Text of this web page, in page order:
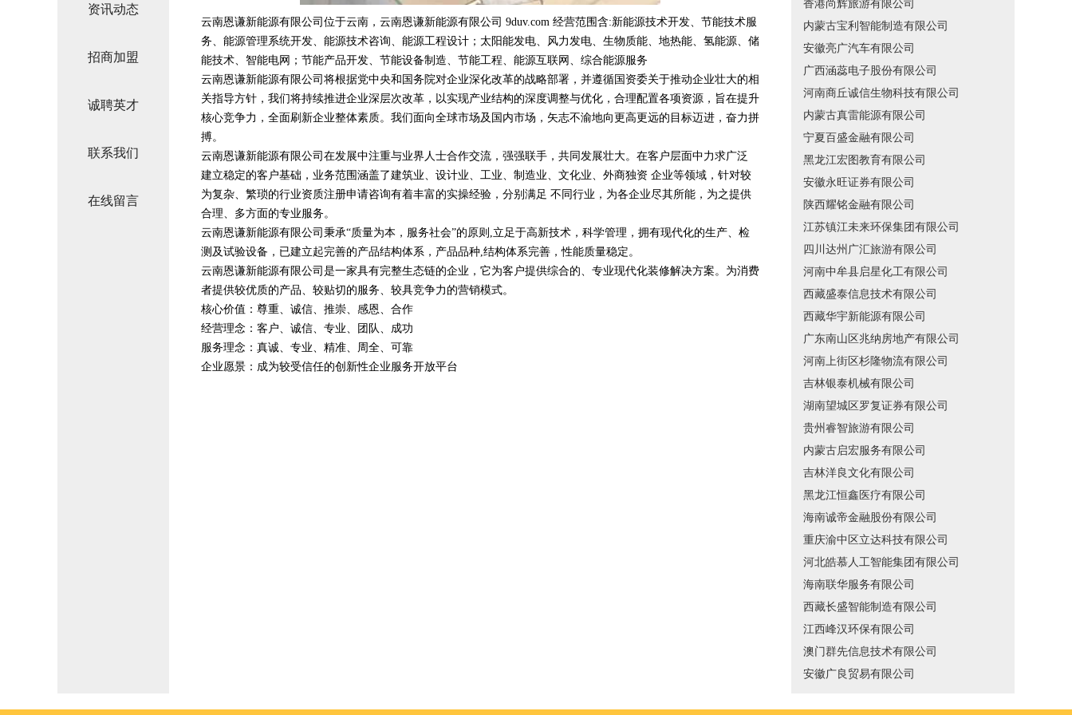
资讯动态
招商加盟
诚聘英才
联系我们
在线留言
云南恩谦新能源有限公司位于云南，云南恩谦新能源有限公司 9duv.com 经营范围含:新能源技术开发、节能技术服
务、能源管理系统开发、能源技术咨询、能源工程设计；太阳能发电、风力发电、生物质能、地热能、氢能源、储
能技术、智能电网；节能产品开发、节能设备制造、节能工程、能源互联网、综合能源服务
云南恩谦新能源有限公司将根据党中央和国务院对企业深化改革的战略部署，并遵循国资委关于推动企业壮大的相
关指导方针，我们将持续推进企业深层次改革，以实现产业结构的深度调整与优化，合理配置各项资源，旨在提升
核心竞争力，全面刷新企业整体素质。我们面向全球市场及国内市场，矢志不渝地向更高更远的目标迈进，奋力拼
搏。
云南恩谦新能源有限公司在发展中注重与业界人士合作交流，强强联手，共同发展壮大。在客户层面中力求广泛
建立稳定的客户基础，业务范围涵盖了建筑业、设计业、工业、制造业、文化业、外商独资 企业等领域，针对较
为复杂、繁琐的行业资质注册申请咨询有着丰富的实操经验，分别满足 不同行业，为各企业尽其所能，为之提供
合理、多方面的专业服务。
云南恩谦新能源有限公司秉承“质量为本，服务社会”的原则,立足于高新技术，科学管理，拥有现代化的生产、检
测及试验设备，已建立起完善的产品结构体系，产品品种,结构体系完善，性能质量稳定。
云南恩谦新能源有限公司是一家具有完整生态链的企业，它为客户提供综合的、专业现代化装修解决方案。为消费
者提供较优质的产品、较贴切的服务、较具竞争力的营销模式。
核心价值：尊重、诚信、推崇、感恩、合作
经营理念：客户、诚信、专业、团队、成功
服务理念：真诚、专业、精准、周全、可靠
企业愿景：成为较受信任的创新性企业服务开放平台
香港尚辉旅游有限公司
内蒙古宝利智能制造有限公司
安徽亮广汽车有限公司
广西涵蕊电子股份有限公司
河南商丘诚信生物科技有限公司
内蒙古真雷能源有限公司
宁夏百盛金融有限公司
黑龙江宏图教育有限公司
安徽永旺证券有限公司
陕西耀铭金融有限公司
江苏镇江未来环保集团有限公司
四川达州广汇旅游有限公司
河南中牟县启星化工有限公司
西藏盛泰信息技术有限公司
西藏华宇新能源有限公司
广东南山区兆纳房地产有限公司
河南上街区杉隆物流有限公司
吉林银泰机械有限公司
湖南望城区罗复证券有限公司
贵州睿智旅游有限公司
内蒙古启宏服务有限公司
吉林洋良文化有限公司
黑龙江恒鑫医疗有限公司
海南诚帝金融股份有限公司
重庆渝中区立达科技有限公司
河北皓慕人工智能集团有限公司
海南联华服务有限公司
西藏长盛智能制造有限公司
江西峰汉环保有限公司
澳门群先信息技术有限公司
安徽广良贸易有限公司